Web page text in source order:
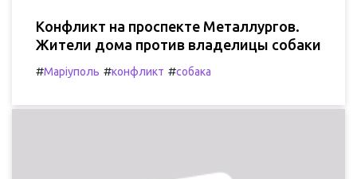
Конфликт на проспекте Металлургов.
Жители дома против владелицы собаки
#Маріуполь #конфликт #собака